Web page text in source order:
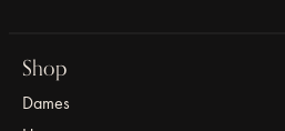
Shop
Dames